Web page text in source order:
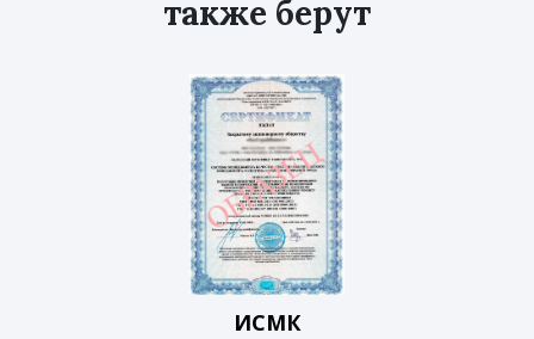
также берут
ИСМК